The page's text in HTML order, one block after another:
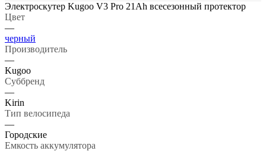
Электроскутер Kugoo V3 Pro 21Ah всесезонный протектор
Цвет
—
черный
Производитель
—
Kugoo
Суббренд
—
Kirin
Тип велосипеда
—
Городские
Емкость аккумулятора